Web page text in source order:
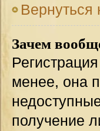
Вернуться
Зачем
менее, она
получение